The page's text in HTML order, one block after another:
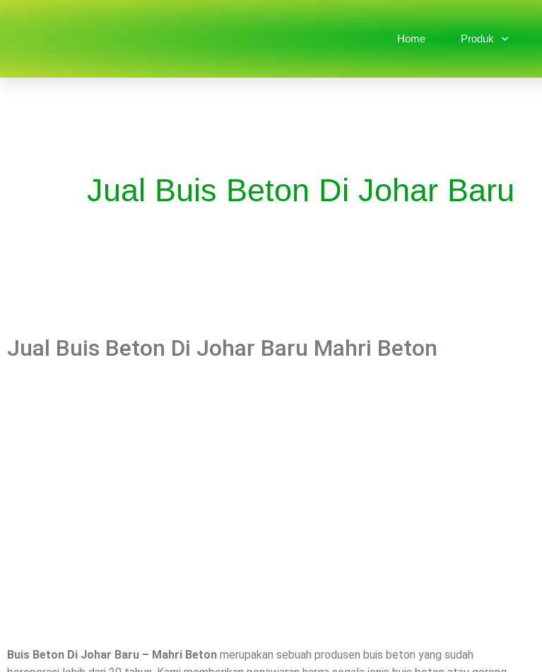
Home Produk
Jual Buis Beton Di Johar Baru
Jual Buis Beton Di Johar Baru Mahri Beton
Buis Beton Di Johar Baru – Mahri Beton merupakan sebuah produsen buis beton yang sudah